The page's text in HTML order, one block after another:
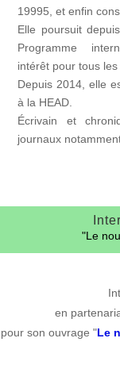
19995, et enfin
Elle poursuit
Programme
intérêt pour tous les
Depuis 2014, elle
à la HEAD.
Écrivain et
journaux
"Le
en
pour son ouvrage "Le